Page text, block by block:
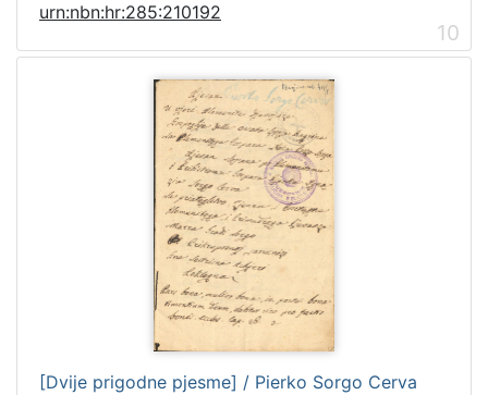
urn:nbn:hr:285:210192
10
[Dvije prigodne pjesme] / Pierko Sorgo Cerva